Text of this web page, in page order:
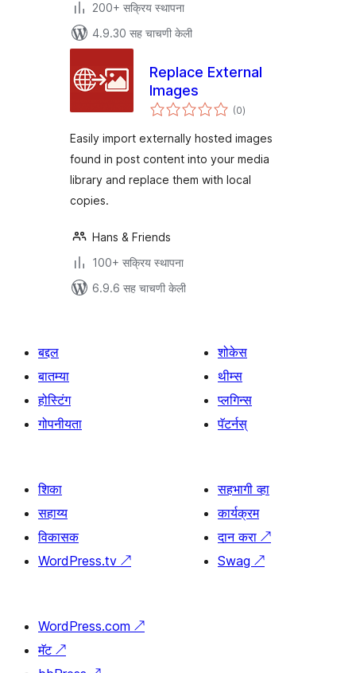
200+ सक्रिय स्थापना
4.9.30 सह चाचणी केली
Replace External
Images
(0एकूण
मूल्यांकन
)
Easily import externally hosted images
found in post content into your media
library and replace them with local
copies.
Hans & Friends
100+ सक्रिय स्थापना
6.9.6 सह चाचणी केली
बद्दल
बातम्या
होस्टिंग
गोपनीयता
शोकेस
थीम्स
प्लगिन्स
पॅटर्नस्
शिका
सहाय्य
विकासक
WordPress.tv ↗
सहभागी व्हा
कार्यक्रम
दान करा ↗
Swag ↗
WordPress.com ↗
मॅट ↗